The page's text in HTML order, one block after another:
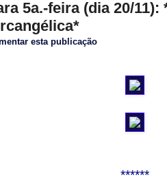
5a.-feira (dia 20/
esta publicação
******